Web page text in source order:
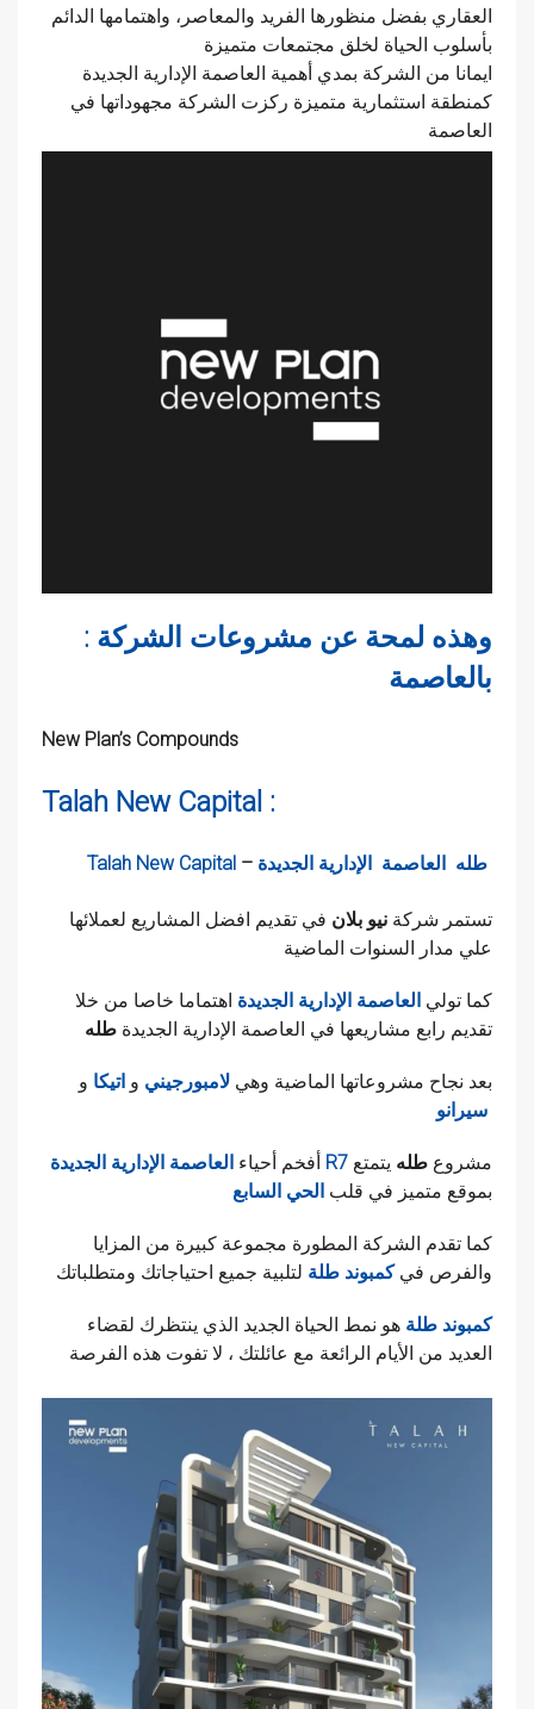
العقاري بفضل منظورها الفريد والمعاصر، واهتمامها الدائم
بأسلوب الحياة لخلق مجتمعات متميزة
ايمانا من الشركة بمدي أهمية العاصمة الإدارية الجديدة
كمنطقة استثمارية متميزة ركزت الشركة مجهوداتها في
العاصمة
: وهذه لمحة عن مشروعات الشركة
بالعاصمة
New Plan’s Compounds
Talah New Capital :
Talah New Capital –
تستمر شركة نيو بلان في تقديم افضل المشاريع لعملائها
علي مدار السنوات الماضية
كما تولي العاصمة الإدارية الجديدة اهتماما خاصا من خلا
تقديم رابع مشاريعها في العاصمة الإدارية الجديدة طله
بعد نجاح مشروعاتها الماضية وهي لامبورجيني و اتيكا و
أفخم أحياء العاصمة الإدارية الجديدة R7 مشروع طله يتمتع
بموقع متميز في قلب الحي السابع
كما تقدم الشركة المطورة مجموعة كبيرة من المزايا
والفرص في كمبوند طلة لتلبية جميع احتياجاتك ومتطلباتك
كمبوند طلة هو نمط الحياة الجديد الذي ينتظرك لقضاء
العديد من الأيام الرائعة مع عائلتك ، لا تفوت هذه الفرصة